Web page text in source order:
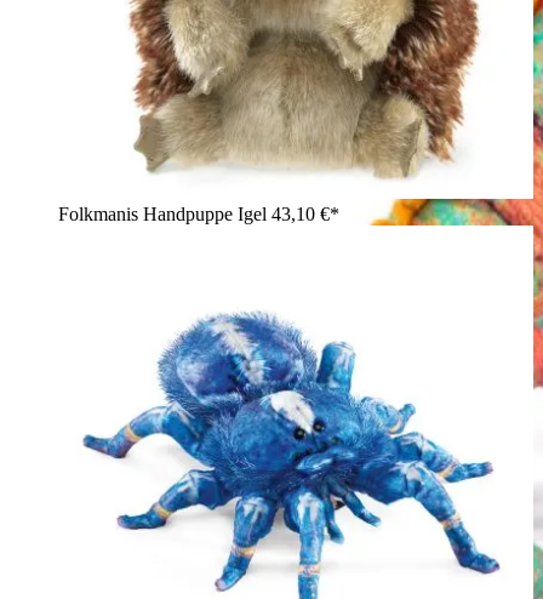
Folkmanis Handpuppe Igel 43,10 €*